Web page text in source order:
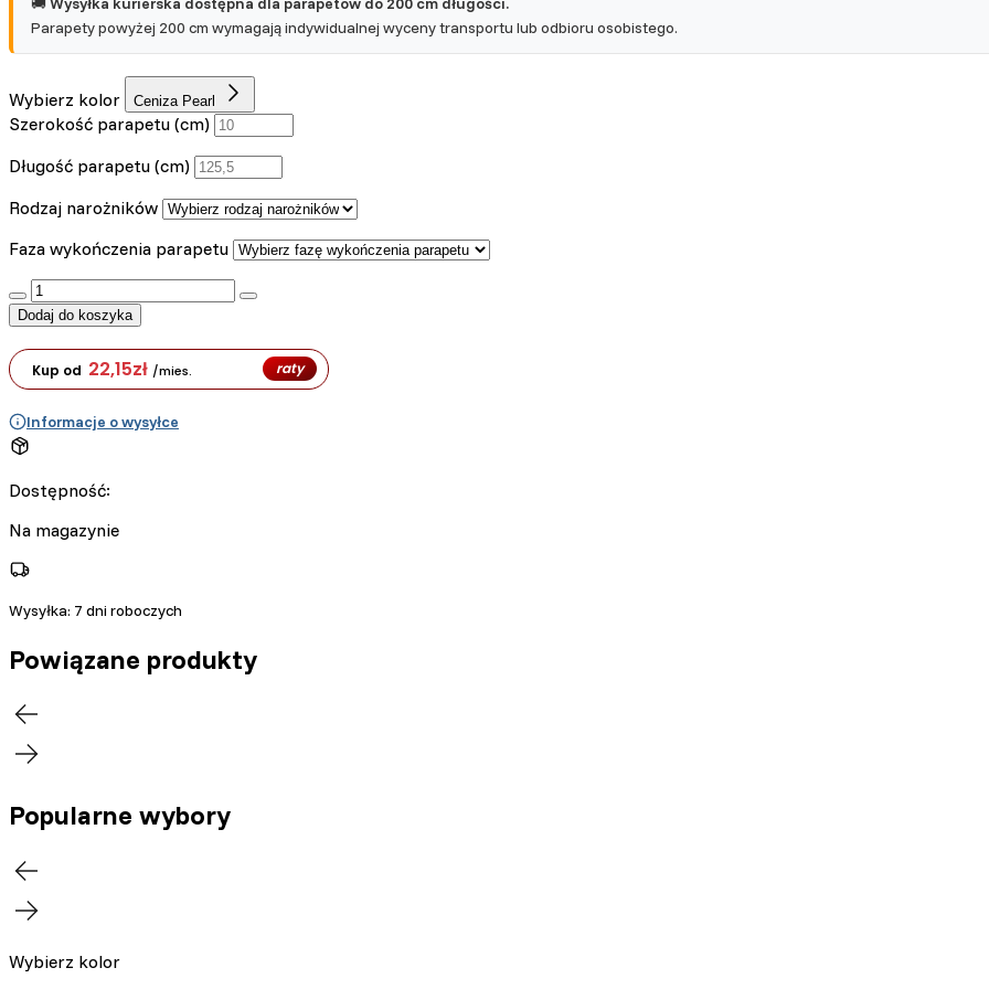
Parapety powyżej 200 cm wymagają indywidualnej wyceny transportu lub odbioru osobistego.
Wybierz kolor Ceniza Pearl
Szerokość parapetu (cm)
Długość parapetu (cm)
Rodzaj narożników
Faza wykończenia parapetu
:product_name quantity
Dodaj do koszyka
Kup od 22,15zł /mies. raty
Informacje o wysyłce
Dostępność:
Na magazynie
Wysyłka: 7 dni roboczych
Powiązane produkty
Popularne wybory
Wybierz kolor
Nieklasyfikowane